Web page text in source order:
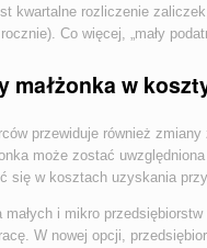
kwartalne rozliczenie
Co więcej, „mały
małżonka w
przewiduje również
może zostać
się w kosztach uzyskania
i mikro
W nowej opcji,